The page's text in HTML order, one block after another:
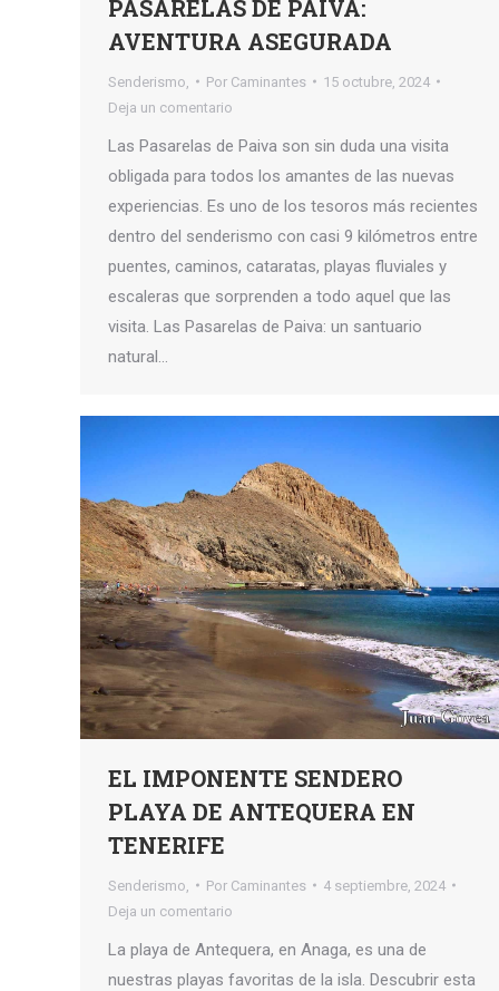
PASARELAS DE PAIVA:
AVENTURA ASEGURADA
Senderismo, Por Caminantes
15 octubre, 2024
Deja un comentario
Las Pasarelas de Paiva son sin duda una visita
obligada para todos los amantes de las nuevas
experiencias. Es uno de los tesoros más recientes
dentro del senderismo con casi 9 kilómetros entre
puentes, caminos, cataratas, playas fluviales y
escaleras que sorprenden a todo aquel que las
visita. Las Pasarelas de Paiva: un santuario
natural…
EL IMPONENTE SENDERO
PLAYA DE ANTEQUERA EN
TENERIFE
Senderismo, Por Caminantes
4 septiembre, 2024
Deja un comentario
La playa de Antequera, en Anaga, es una de
nuestras playas favoritas de la isla. Descubrir esta